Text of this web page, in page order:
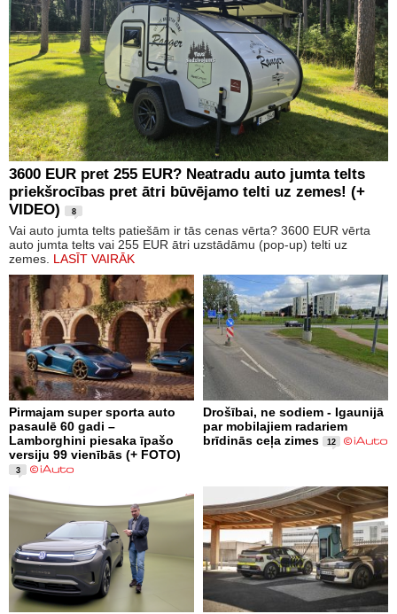
3600 EUR pret 255 EUR? Neatradu auto jumta telts
priekšrocības pret ātri būvējamo telti uz zemes! (+
VIDEO)
8
Vai auto jumta telts patiešām ir tās cenas vērta? 3600 EUR vērta
auto jumta telts vai 255 EUR ātri uzstādāmu (pop-up) telti uz
zemes. LASĪT VAIRĀK
Pirmajam super sporta auto
pasaulē 60 gadi –
Lamborghini piesaka īpašo
versiju 99 vienībās (+ FOTO)
3
Drošībai, ne sodiem - Igaunijā
par mobilajiem radariem
brīdinās ceļa zimes
12